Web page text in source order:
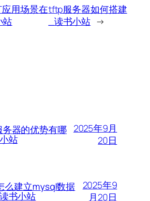
用场景在
站
tftp服务器如何搭建
_读书小站 →
器的优势有哪
站
2025年9月
20日
么建立mysql数据
书小站
2025年9
月20日